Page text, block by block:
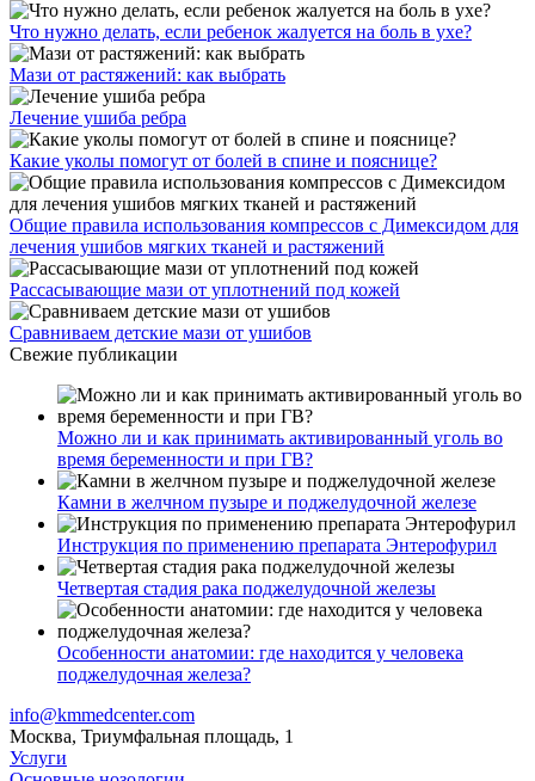
Что нужно делать, если ребенок жалуется на боль в ухе?
Мази от растяжений: как выбрать
Лечение ушиба ребра
Какие уколы помогут от болей в спине и пояснице?
Общие правила использования компрессов с Димексидом для
лечения ушибов мягких тканей и растяжений
Рассасывающие мази от уплотнений под кожей
Сравниваем детские мази от ушибов
Свежие публикации
Можно ли и как принимать активированный уголь во
время беременности и при ГВ?
Камни в желчном пузыре и поджелудочной железе
Инструкция по применению препарата Энтерофурил
Четвертая стадия рака поджелудочной железы
Особенности анатомии: где находится у человека
поджелудочная железа?
info@kmmedcenter.com
Москва, Триумфальная площадь, 1
Услуги